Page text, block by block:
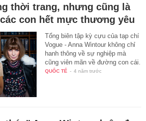
thời trang, nhưng cũng là
con hết mực thương yêu
Tổng biên tập kỳ cựu của tạp chí
Vogue - Anna Wintour không chỉ
hanh thông về sự nghiệp mà
cũng viên mãn về đường con cái.
QUỐC TẾ - 4 năm trước